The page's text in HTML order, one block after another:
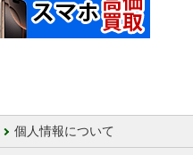
個人情報について